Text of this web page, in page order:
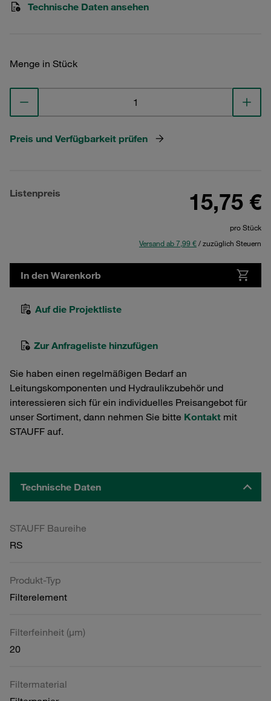
Technische Daten ansehen
Menge in Stück
Preis und Verfügbarkeit prüfen
Listenpreis 15,75 €
pro Stück
Versand ab 7,99 €/ zuzüglich Steuern
In den Warenkorb
Auf die Projektliste
Zur Anfrageliste hinzufügen
Sie haben einen regelmäßigen Bedarf an
Leitungskomponenten und Hydraulikzubehör und
interessieren sich für ein individuelles Preisangebot für
unser Sortiment, dann nehmen Sie bitte Kontakt mit
STAUFF auf.
Technische Daten
STAUFF Baureihe
RS
Produkt-Typ
Filterelement
Filterfeinheit (µm)
20
Filtermaterial